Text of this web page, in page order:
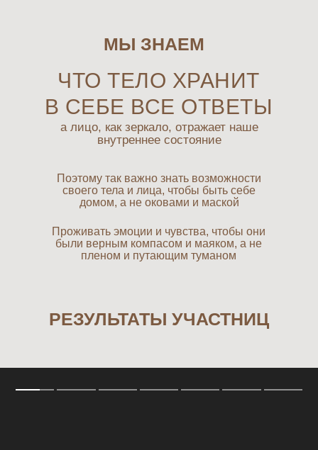
МЫ ЗНАЕМ
ЧТО ТЕЛО ХРАНИТ
В СЕБЕ ВСЕ ОТВЕТЫ
Проживать эмоции и чувства, чтобы они
были верным компасом и маяком, а не
пленом и путающим туманом
а лицо, как зеркало, отражает наше
внутреннее состояние
Поэтому так важно знать возможности
своего тела и лица, чтобы быть себе
домом, а не оковами и маской
РЕЗУЛЬТАТЫ УЧАСТНИЦ